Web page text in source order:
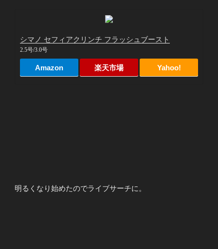
シマノ セフィアクリンチ フラッシュブースト
2.5号/3.0号
Amazon 楽天市場 Yahoo!
明るくなり始めたのでライブサーチに。